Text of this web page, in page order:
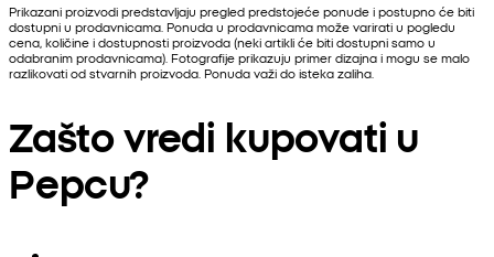
Prikazani proizvodi predstavljaju pregled predstojeće ponude i postupno će biti
dostupni u prodavnicama. Ponuda u prodavnicama može varirati u pogledu
cena, količine i dostupnosti proizvoda (neki artikli će biti dostupni samo u
odabranim prodavnicama). Fotografije prikazuju primer dizajna i mogu se malo
razlikovati od stvarnih proizvoda. Ponuda važi do isteka zaliha.
Zašto vredi kupovati u
Pepcu?